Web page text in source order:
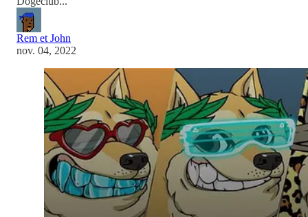
Rem et John
nov. 04, 2022